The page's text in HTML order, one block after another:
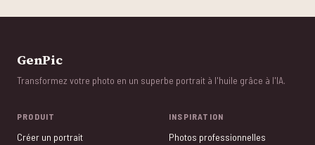
GenPic
Transformez votre photo en un superbe portrait à l'huile grâce à l'IA.
PRODUIT
Créer un portrait
INSPIRATION
Photos professionnelles